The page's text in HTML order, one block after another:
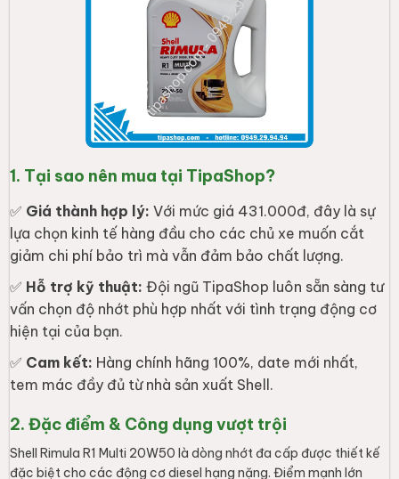
1. Tại sao nên mua tại TipaShop?
✅ Giá thành hợp lý: Với mức giá 431.000đ, đây là sự
lựa chọn kinh tế hàng đầu cho các chủ xe muốn cắt
giảm chi phí bảo trì mà vẫn đảm bảo chất lượng.
✅ Hỗ trợ kỹ thuật: Đội ngũ TipaShop luôn sẵn sàng tư
vấn chọn độ nhớt phù hợp nhất với tình trạng động cơ
hiện tại của bạn.
✅ Cam kết: Hàng chính hãng 100%, date mới nhất,
tem mác đầy đủ từ nhà sản xuất Shell.
2. Đặc điểm & Công dụng vượt trội
Shell Rimula R1 Multi 20W50 là dòng nhớt đa cấp được thiết kế
đặc biệt cho các động cơ diesel hạng nặng. Điểm mạnh lớn